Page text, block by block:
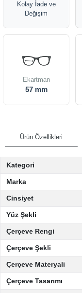
Kolay İade ve
Değişim
Ekartman
57 mm
Ürün Özellikleri
Kategori
Marka
Cinsiyet
Yüz Şekli
Çerçeve Rengi
Çerçeve Şekli
Çerçeve Materyali
Çerçeve Tasarımı